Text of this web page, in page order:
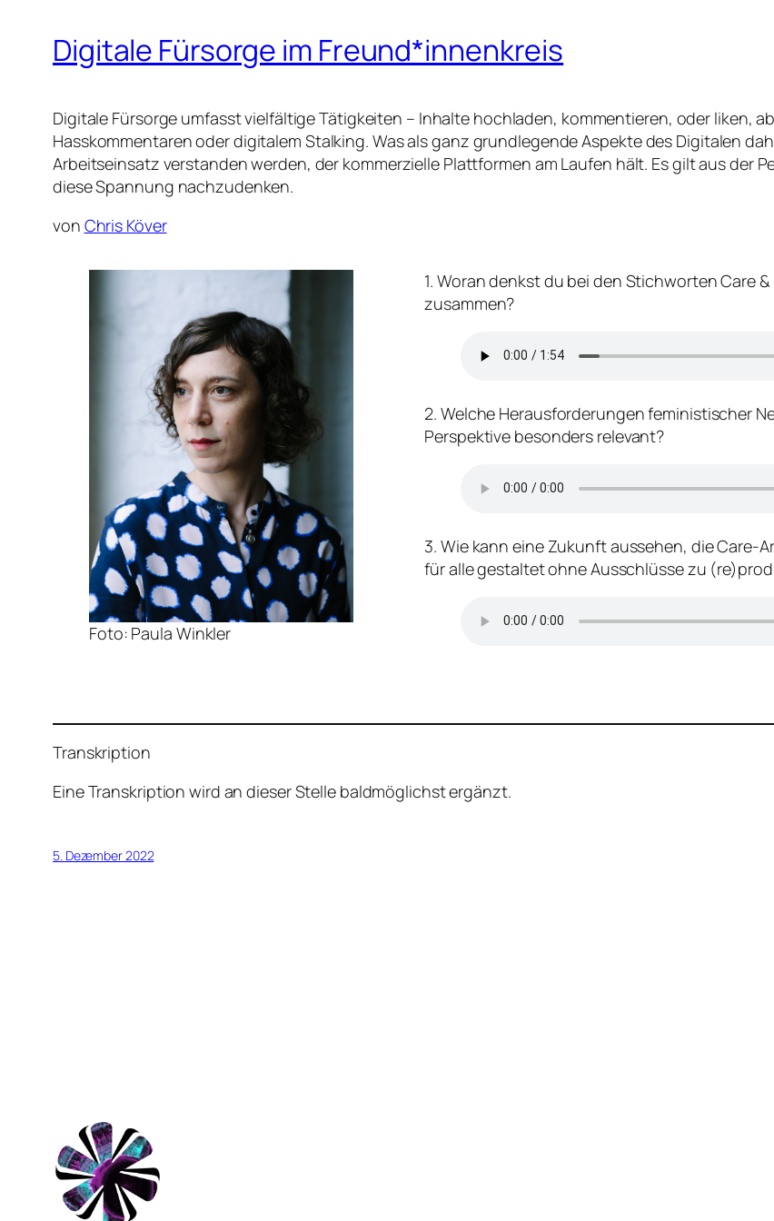
Digitale Fürsorge im Freund*innenkreis
Digitale Fürsorge umfasst vielfältige Tätigkeiten – Inhalte hochladen, kommentieren, oder liken,
Hasskommentaren oder digitalem Stalking. Was als ganz grundlegende Aspekte des Digitalen
Arbeitseinsatz verstanden werden, der kommerzielle Plattformen am Laufen hält. Es gilt aus der
diese Spannung nachzudenken.
von Chris Köver
Foto: Paula Winkler
1. Woran denkst du bei den Stichworten Care
zusammen?
2. Welche Herausforderungen feministischer
Perspektive besonders relevant?
3. Wie kann eine Zukunft aussehen, die Care-
für alle gestaltet ohne Ausschlüsse zu
Transkription
Eine Transkription wird an dieser Stelle baldmöglichst ergänzt.
5. Dezember 2022